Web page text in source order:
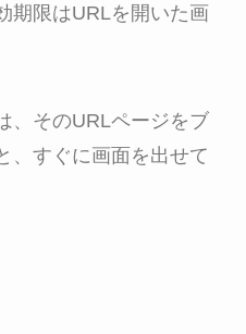
期限はURLを開いた画
、そのURLページをブ
、すぐに画面を出せて